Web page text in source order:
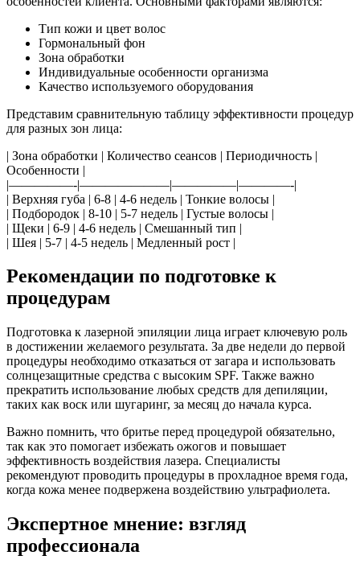
Тип кожи и цвет волос
Гормональный фон
Зона обработки
Индивидуальные особенности организма
Качество используемого оборудования
Представим сравнительную таблицу эффективности процедур
для разных зон лица:
| Зона обработки | Количество сеансов | Периодичность |
Особенности |
|—————-|———————|—————|————-|
| Верхняя губа | 6-8 | 4-6 недель | Тонкие волосы |
| Подбородок | 8-10 | 5-7 недель | Густые волосы |
| Щеки | 6-9 | 4-6 недель | Смешанный тип |
| Шея | 5-7 | 4-5 недель | Медленный рост |
Рекомендации по подготовке к
процедурам
Подготовка к лазерной эпиляции лица играет ключевую роль
в достижении желаемого результата. За две недели до первой
процедуры необходимо отказаться от загара и использовать
солнцезащитные средства с высоким SPF. Также важно
прекратить использование любых средств для депиляции,
таких как воск или шугаринг, за месяц до начала курса.
Важно помнить, что бритье перед процедурой обязательно,
так как это помогает избежать ожогов и повышает
эффективность воздействия лазера. Специалисты
рекомендуют проводить процедуры в прохладное время года,
когда кожа менее подвержена воздействию ультрафиолета.
Экспертное мнение: взгляд
профессионала